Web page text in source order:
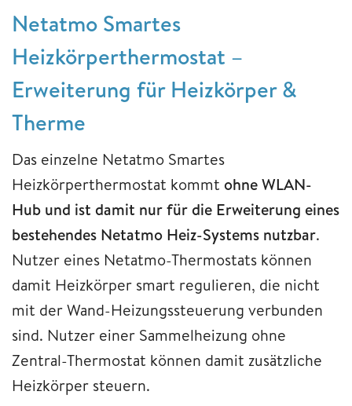
Netatmo Smartes
Heizkörperthermostat –
Erweiterung für Heizkörper &
Therme
Das einzelne Netatmo Smartes
Heizkörperthermostat kommt ohne WLAN-
Hub und ist damit nur für die Erweiterung eines
bestehendes Netatmo Heiz-Systems nutzbar.
Nutzer eines Netatmo-Thermostats können
damit Heizkörper smart regulieren, die nicht
mit der Wand-Heizungssteuerung verbunden
sind. Nutzer einer Sammelheizung ohne
Zentral-Thermostat können damit zusätzliche
Heizkörper steuern.